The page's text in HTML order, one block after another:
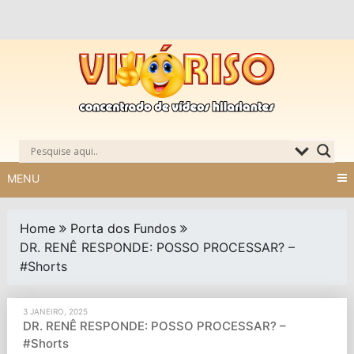
MENU
Home
Porta dos Fundos
DR. RENÊ RESPONDE: POSSO PROCESSAR? –
#Shorts
3 JANEIRO, 2025
DR. RENÊ RESPONDE: POSSO PROCESSAR? –
#Shorts